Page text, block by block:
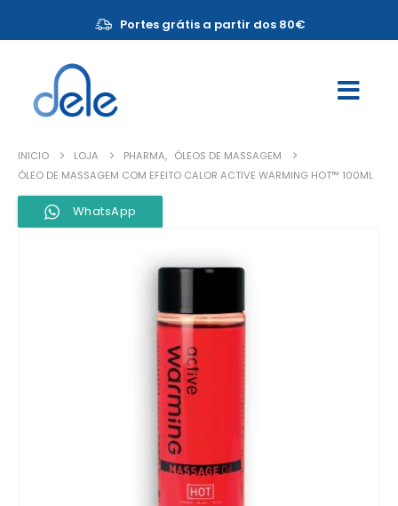
Portes grátis a partir dos 80€
INICIO LOJA PHARMA, ÓLEOS DE MASSAGEM
ÓLEO DE MASSAGEM COM EFEITO CALOR ACTIVE WARMING HOT™ 100ML
WhatsApp